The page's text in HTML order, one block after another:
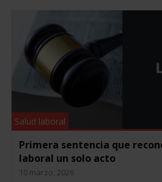
Salud laboral
Primera sentencia que
laboral un solo acto
10 marzo, 2026